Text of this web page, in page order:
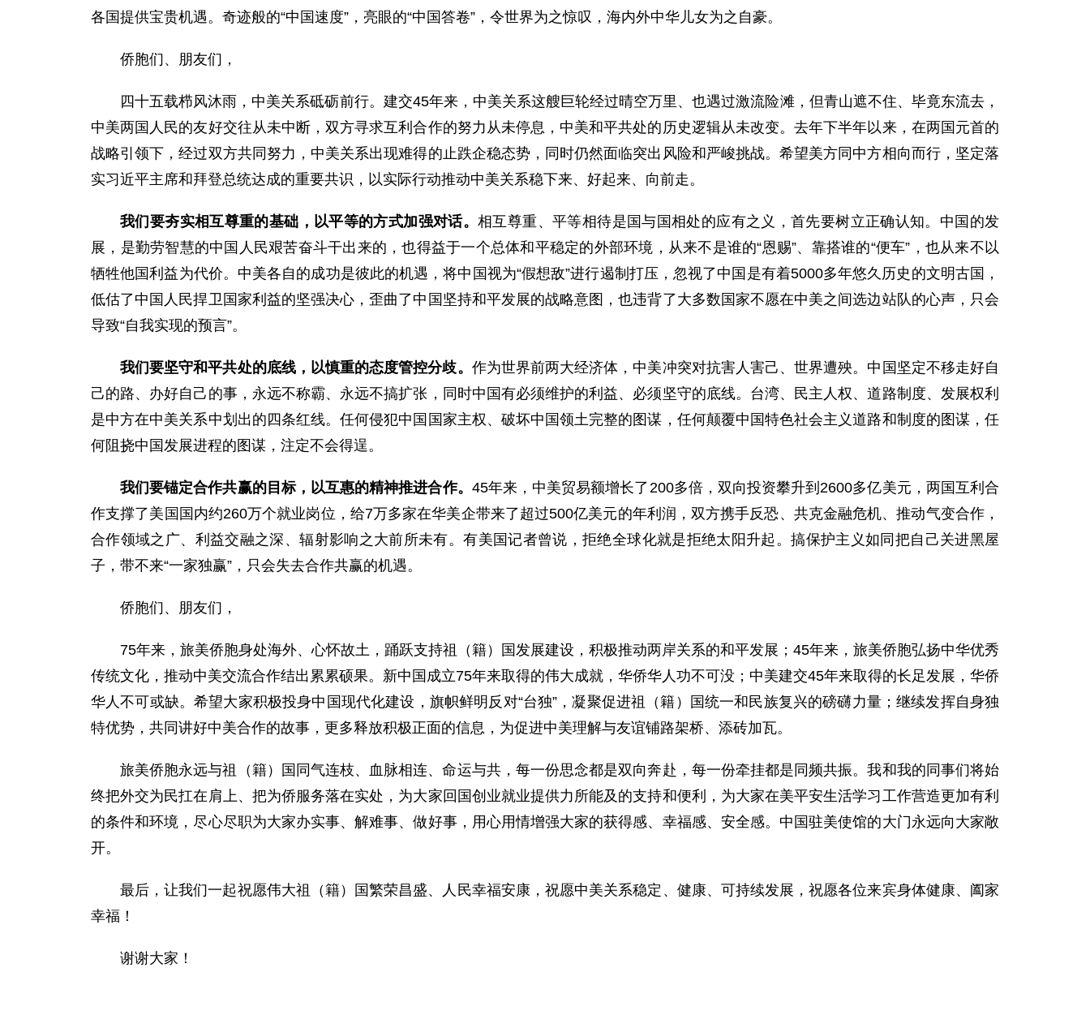
各国提供宝贵机遇。奇迹般的“中国速度”，亮眼的“中国答卷”，令世界为之惊叹，海内外中华儿女为之自豪。
侨胞们、朋友们，
四十五载栉风沐雨，中美关系砥砺前行。建交45年来，中美关系这艘巨轮经过晴空万里、也遇过激流险滩，但青山遮不住、毕竟东流去，
中美两国人民的友好交往从未中断，双方寻求互利合作的努力从未停息，中美和平共处的历史逻辑从未改变。去年下半年以来，在两国元首的
战略引领下，经过双方共同努力，中美关系出现难得的止跌企稳态势，同时仍然面临突出风险和严峻挑战。希望美方同中方相向而行，坚定落
实习近平主席和拜登总统达成的重要共识，以实际行动推动中美关系稳下来、好起来、向前走。
我们要夯实相互尊重的基础，以平等的方式加强对话。相互尊重、平等相待是国与国相处的应有之义，首先要树立正确认知。中国的发
展，是勤劳智慧的中国人民艰苦奋斗干出来的，也得益于一个总体和平稳定的外部环境，从来不是谁的“恩赐”、靠搭谁的“便车”，也从来不以
牺牲他国利益为代价。中美各自的成功是彼此的机遇，将中国视为“假想敌”进行遏制打压，忽视了中国是有着5000多年悠久历史的文明古国，
低估了中国人民捍卫国家利益的坚强决心，歪曲了中国坚持和平发展的战略意图，也违背了大多数国家不愿在中美之间选边站队的心声，只会
导致“自我实现的预言”。
我们要坚守和平共处的底线，以慎重的态度管控分歧。 作为世界前两大经济体，中美冲突对抗害人害己、世界遭殃。中国坚定不移走好自
己的路、办好自己的事，永远不称霸、永远不搞扩张，同时中国有必须维护的利益、必须坚守的底线。台湾、民主人权、道路制度、发展权利
是中方在中美关系中划出的四条红线。任何侵犯中国国家主权、破坏中国领土完整的图谋，任何颠覆中国特色社会主义道路和制度的图谋，任
何阻挠中国发展进程的图谋，注定不会得逞。
我们要锚定合作共赢的目标，以互惠的精神推进合作。 45年来，中美贸易额增长了200多倍，双向投资攀升到2600多亿美元，两国互利合
作支撑了美国国内约260万个就业岗位，给7万多家在华美企带来了超过500亿美元的年利润，双方携手反恐、共克金融危机、推动气变合作，
合作领域之广、利益交融之深、辐射影响之大前所未有。有美国记者曾说，拒绝全球化就是拒绝太阳升起。搞保护主义如同把自己关进黑屋
子，带不来“一家独赢”，只会失去合作共赢的机遇。
侨胞们、朋友们，
75年来，旅美侨胞身处海外、心怀故土，踊跃支持祖（籍）国发展建设，积极推动两岸关系的和平发展；45年来，旅美侨胞弘扬中华优秀
传统文化，推动中美交流合作结出累累硕果。新中国成立75年来取得的伟大成就，华侨华人功不可没；中美建交45年来取得的长足发展，华侨
华人不可或缺。希望大家积极投身中国现代化建设，旗帜鲜明反对“台独”，凝聚促进祖（籍）国统一和民族复兴的磅礴力量；继续发挥自身独
特优势，共同讲好中美合作的故事，更多释放积极正面的信息，为促进中美理解与友谊铺路架桥、添砖加瓦。
旅美侨胞永远与祖（籍）国同气连枝、血脉相连、命运与共，每一份思念都是双向奔赴，每一份牵挂都是同频共振。我和我的同事们将始
终把外交为民扛在肩上、把为侨服务落在实处，为大家回国创业就业提供力所能及的支持和便利，为大家在美平安生活学习工作营造更加有利
的条件和环境，尽心尽职为大家办实事、解难事、做好事，用心用情增强大家的获得感、幸福感、安全感。中国驻美使馆的大门永远向大家敞
开。
最后，让我们一起祝愿伟大祖（籍）国繁荣昌盛、人民幸福安康，祝愿中美关系稳定、健康、可持续发展，祝愿各位来宾身体健康、阖家
幸福！
谢谢大家！